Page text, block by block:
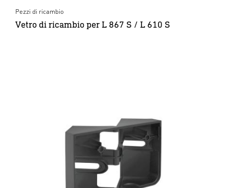
Pezzi di ricambio
Vetro di ricambio per L 867 S / L 610 S